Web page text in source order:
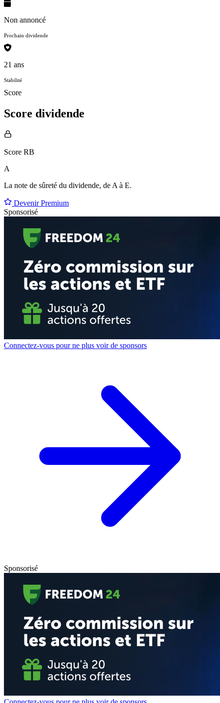
Non annoncé
Prochain dividende
21 ans
Stabilité
Score
Score dividende
Score RB
A
La note de sûreté du dividende, de A à E.
Devenir Premium
Sponsorisé
Connectez-vous pour ne plus voir de sponsors
Sponsorisé